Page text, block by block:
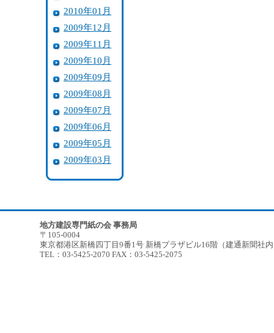
2010年01月
2009年12月
2009年11月
2009年10月
2009年09月
2009年08月
2009年07月
2009年06月
2009年05月
2009年03月
地方建設専門紙の会 事務局
〒105-0004
東京都港区新橋四丁目9番1号 新橋プラザビル16階（建通新聞社
TEL：03-5425-2070 FAX：03-5425-2075